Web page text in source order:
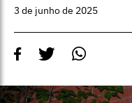
3 de junho de 2025